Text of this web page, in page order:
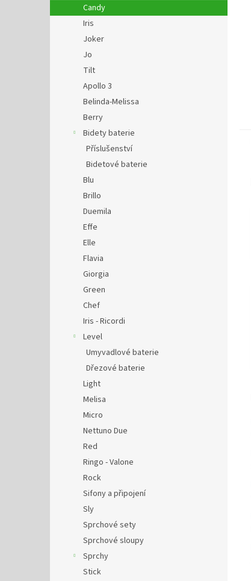
Candy
Iris
Joker
Jo
Tilt
Apollo 3
Belinda-Melissa
Berry
Bidety baterie
Příslušenství
Bidetové baterie
Blu
Brillo
Duemila
Effe
Elle
Flavia
Giorgia
Green
Chef
Iris - Ricordi
Level
Umyvadlové baterie
Dřezové baterie
Light
Melisa
Micro
Nettuno Due
Red
Ringo - Valone
Rock
Sifony a připojení
Sly
Sprchové sety
Sprchové sloupy
Sprchy
Stick